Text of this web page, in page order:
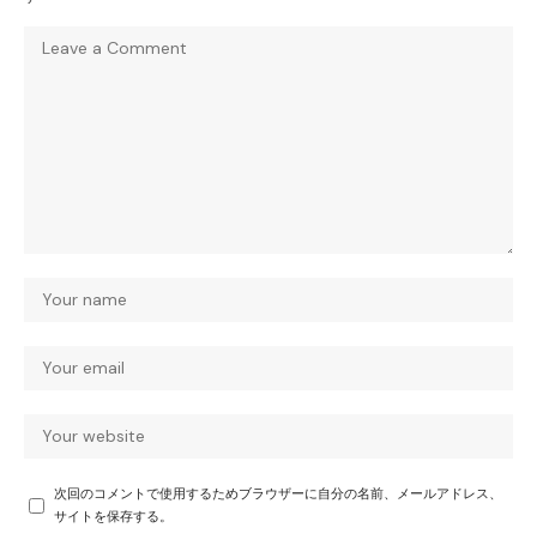
次回のコメントで使用するためブラウザーに自分の名前、メールアドレス、
サイトを保存する。